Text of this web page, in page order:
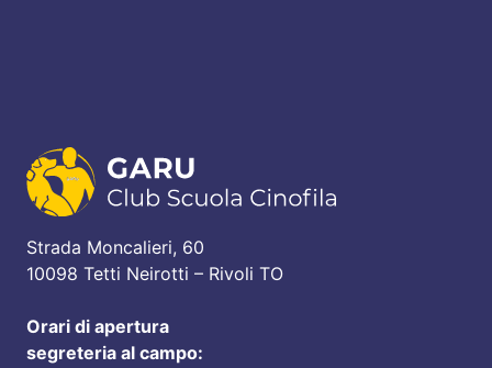
Strada Moncalieri, 60
10098 Tetti Neirotti – Rivoli TO
Orari di apertura
segreteria al campo: